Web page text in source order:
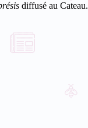
diffusé au Cateau.